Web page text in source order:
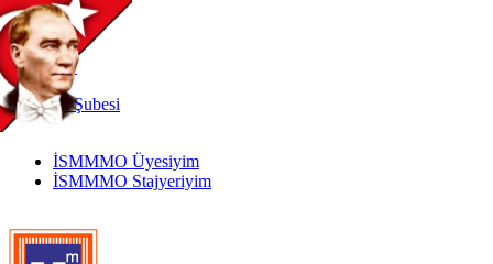
TR
|
EN
İnternetŞubesi
İSMMMO Üyesiyim
İSMMMO Stajyeriyim